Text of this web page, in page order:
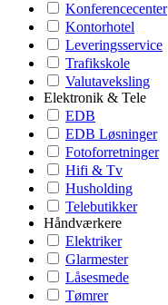
Konferencecenter
Kontorhotel
Leveringsservice
Trafikskole
Valutaveksling
Elektronik & Tele
EDB
EDB Løsninger
Fotoforretninger
Hifi & Tv
Husholding
Telebutikker
Håndværkere
Elektriker
Glarmester
Låsesmede
Tømrer